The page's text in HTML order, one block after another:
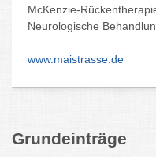
McKenzie-
Neurologische
www.maistrasse.de
Grundeinträge